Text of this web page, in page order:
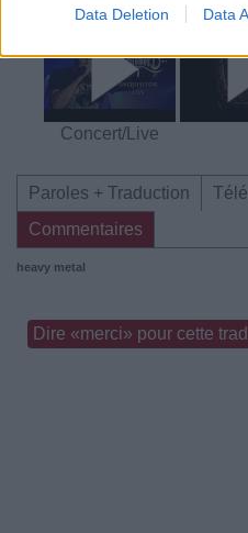
Data Deletion Data
Concert/Live
Paroles + Traduction
Commentaires
heavy metal
Dire «merci» pour cette